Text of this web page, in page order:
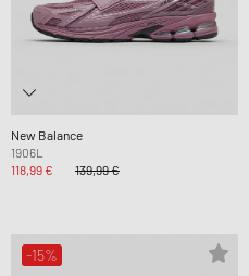
New Balance
1906L
118,99 €
139,99 €
-15%